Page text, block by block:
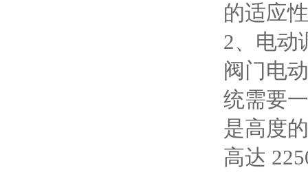
的适应
2、电动
阀门电
统需要
是高度
高达